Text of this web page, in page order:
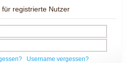
für registrierte Nutzer
Username vergessen?